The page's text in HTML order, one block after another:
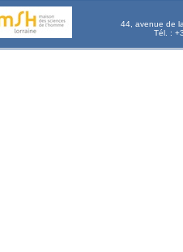
44, avenue de
Tél. :